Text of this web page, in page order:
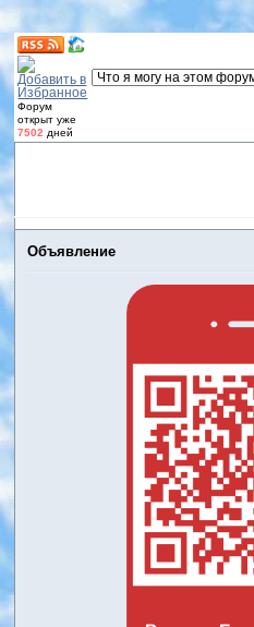
Форум
открыт уже
7502 дней
Объявление